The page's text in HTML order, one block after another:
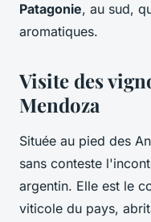
Patagonie, au sud,
aromatiques.
Visite des
Mendoza
Située au pied des
sans conteste
argentin. Elle est le
viticole du pays,